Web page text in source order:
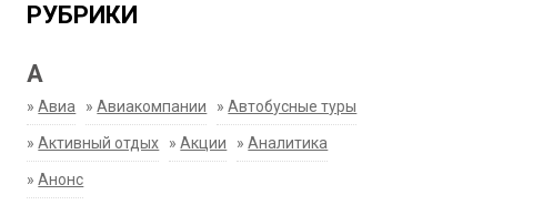
РУБРИКИ
А
»Авиа »Авиакомпании »Автобусные туры
»Активный отдых »Акции »Аналитика
»Анонс